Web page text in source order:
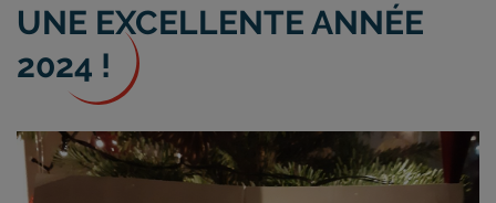
UNE EXCELLENTE ANNÉE
2024 !